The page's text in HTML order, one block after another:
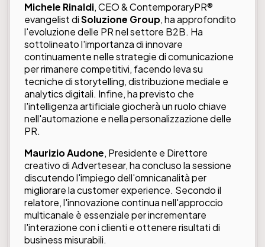
Michele Rinaldi, CEO & ContemporaryPR®
evangelist diSoluzione Group, ha approfondito
l'evoluzione delle PR nel settore B2B. Ha
sottolineato l'importanza di innovare
continuamente nelle strategie di comunicazione
per rimanere competitivi, facendo leva su
tecniche di storytelling, distribuzione mediale e
analytics digitali. Infine, ha previsto che
l'intelligenza artificiale giocherà un ruolo chiave
nell'automazione e nella personalizzazione delle
PR.
Maurizio Audone, Presidente e Direttore
creativo di Advertesear, ha concluso la sessione
discutendo l'impiego dell'omnicanalità per
migliorare la customer experience. Secondo il
relatore, l'innovazione continua nell'approccio
multicanale è essenziale per incrementare
l'interazione con i clienti e ottenere risultati di
business misurabili.